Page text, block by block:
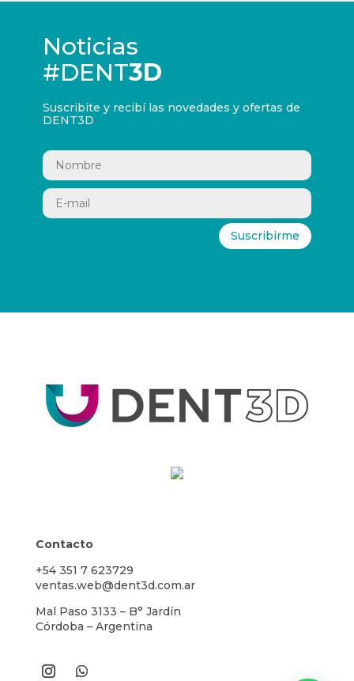
Noticias
#DENT3D
Suscribite y recibí las novedades y ofertas de
DENT3D
Suscribirme
Contacto
+54 351 7 623729
ventas.web@dent3d.com.ar
Mal Paso 3133 – B° Jardín
Córdoba – Argentina